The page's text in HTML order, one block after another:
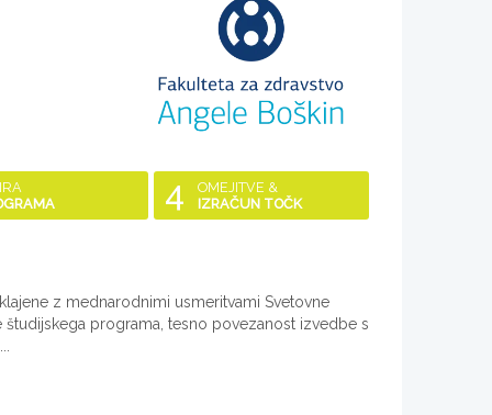
4
OMEJITVE &
IZRAČUN TOČK
z mednarodnimi usmeritvami Svetovne
programa, tesno povezanost izvedbe s